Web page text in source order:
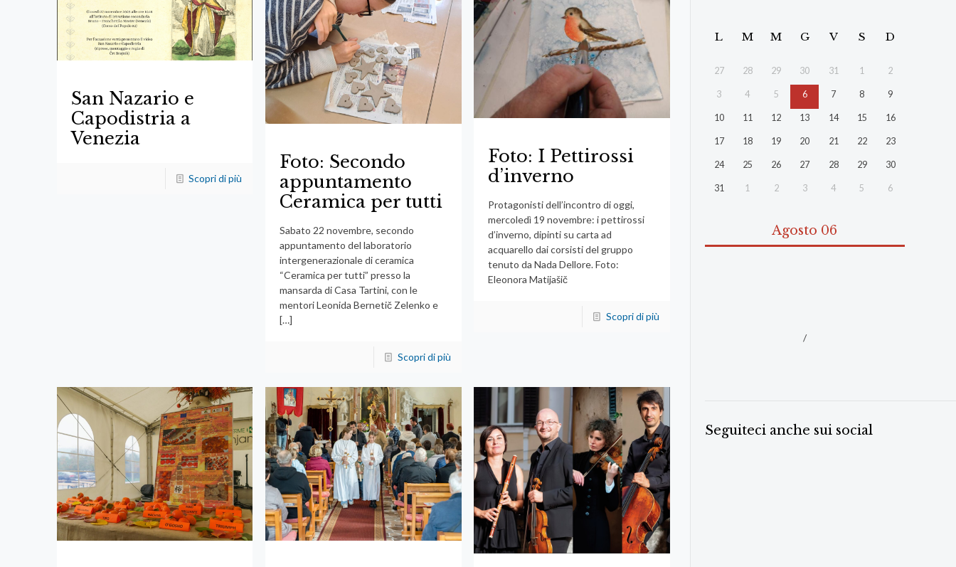
San Nazario e
Capodistria a
Venezia
Scopri di più
Foto: Secondo
appuntamento
Ceramica per tutti
Sabato 22 novembre, secondo
appuntamento del laboratorio
intergenerazionale di ceramica
“Ceramica per tutti” presso la
mansarda di Casa Tartini, con le
mentori Leonida Bernetič Zelenko e
[…]
Scopri di più
Foto: I Pettirossi
d’inverno
Protagonisti dell’incontro di oggi,
mercoledì 19 novembre: i pettirossi
d’inverno, dipinti su carta ad
acquarello dai corsisti del gruppo
tenuto da Nada Dellore. Foto:
Eleonora Matijašič
Scopri di più
L M M G V S D
27 28 29 30 31 1 2
3 4 5 6 7 8 9
10 11 12 13 14 15 16
17 18 19 20 21 22 23
24 25 26 27 28 29 30
31 1 2 3 4 5 6
Agosto 06
/
Seguiteci anche sui social